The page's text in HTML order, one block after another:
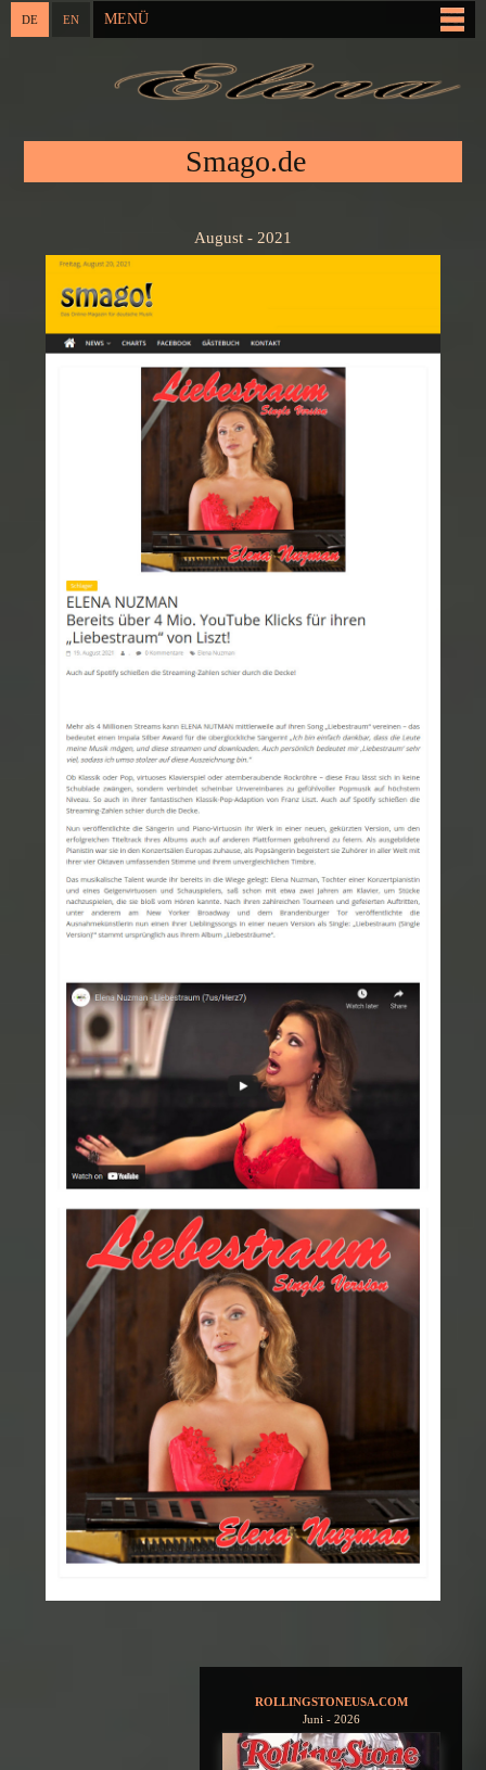
zum
Inhalt
DE EN MENÜ
Smago.de
August - 2021
ROLLINGSTONEUSA.COM
Juni - 2026